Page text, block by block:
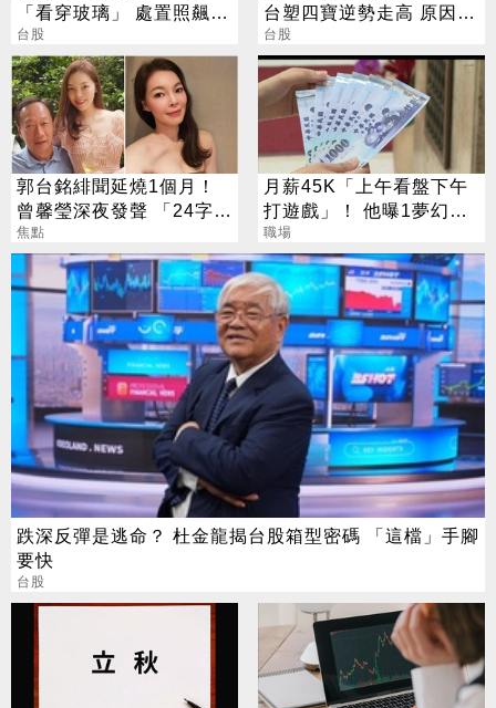
「看穿玻璃」 處置照飆2
漲停
台股
台塑四寶逆勢走高 原因找
到了
台股
郭台銘緋聞延燒1個月！
曾馨瑩深夜發聲 「24字」
吐盡最心繫的事
焦點
月薪45K「上午看盤下午
打遊戲」！ 他曝1夢幻職
業 網嘆：比保全爽
職場
跌深反彈是逃命？ 杜金龍揭台股箱型密碼 「這檔」手腳
要快
台股